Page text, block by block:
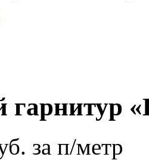
. за п/метр